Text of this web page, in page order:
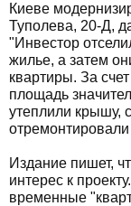
Киеве
Туполева, 20-Д,
"Инвестор
жилье, а затем
квартиры. За
площадь
утеплили крышу,
отремонтировали
Издание пишет,
интерес к
временные